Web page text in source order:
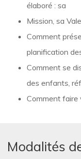
élaboré : sa
Mission, sa
Comment
planification
Comment se
des enfants,
Comment faire
Modalités